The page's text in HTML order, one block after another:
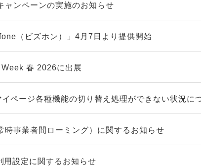
ャンペーンの実施のお知らせ
（ビズホン）」4月7日より提供開始
春 2026に出展
イページ各種機能の切り替え処理ができない状況に
事業者間ローミング）に関するお知らせ
用設定に関するお知らせ